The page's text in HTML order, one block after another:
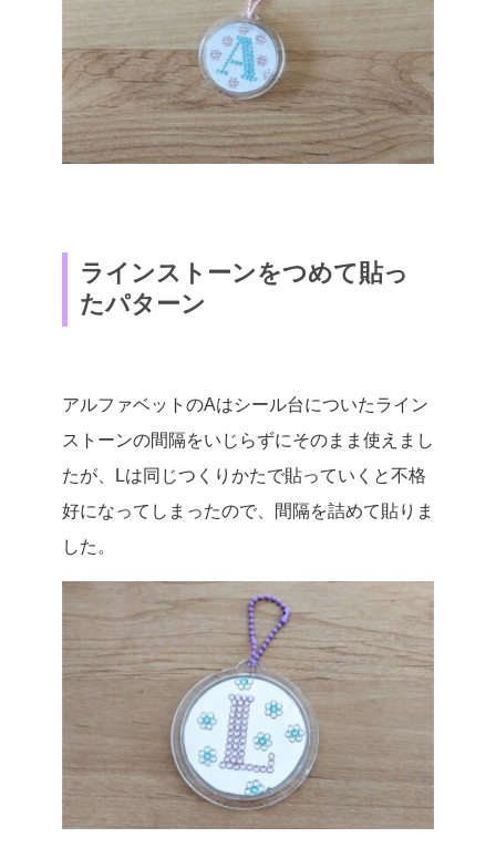
ラインストーンをつめて貼っ
たパターン
アルファベットのAはシール台についたライン
ストーンの間隔をいじらずにそのまま使えまし
たが、Lは同じつくりかたで貼っていくと不格
好になってしまったので、間隔を詰めて貼りま
した。